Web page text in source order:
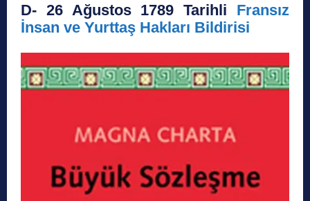
D- 26 Ağustos 1789 Tarihli Fransız
İnsan ve Yurttaş Hakları Bildirisi